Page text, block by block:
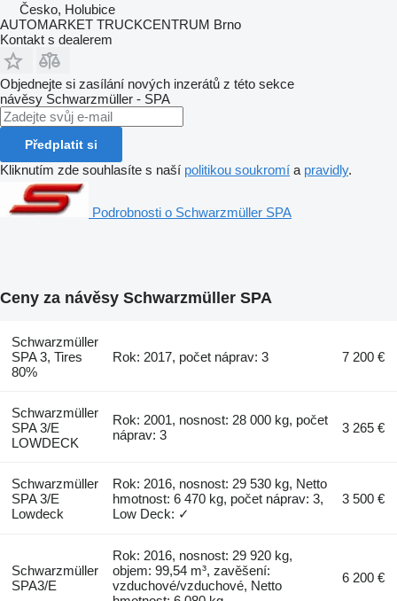
Česko, Holubice
AUTOMARKET TRUCKCENTRUM Brno
Kontakt s dealerem
Objednejte si zasílání nových inzerátů z této sekce
návěsy Schwarzmüller - SPA
Předplatit si
Kliknutím zde souhlasíte s naší politikou soukromí a pravidly.
Podrobnosti o Schwarzmüller SPA
Ceny za návěsy Schwarzmüller SPA
Schwarzmüller
SPA 3, Tires
80%
Rok: 2017, počet náprav: 3 7 200 €
Schwarzmüller
SPA 3/E
LOWDECK
Rok: 2001, nosnost: 28 000 kg, počet
náprav: 3
3 265 €
Schwarzmüller
SPA 3/E
Lowdeck
Rok: 2016, nosnost: 29 530 kg, Netto
hmotnost: 6 470 kg, počet náprav: 3,
Low Deck: ✓
3 500 €
Schwarzmüller
SPA3/E
Rok: 2016, nosnost: 29 920 kg,
objem: 99,54 m³, zavěšení:
vzduchové/vzduchové, Netto
6 200 €